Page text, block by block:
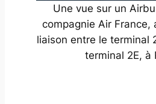
Une vue sur un
compagnie Air France,
liaison entre le terminal
terminal 2E, à